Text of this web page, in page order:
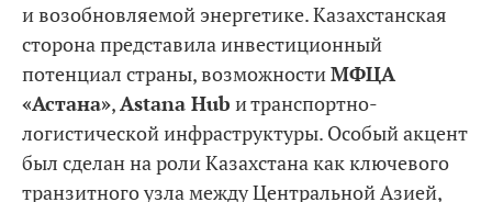
и возобновляемой энергетике. Казахстанская
сторона представила инвестиционный
потенциал страны, возможностиМФЦА
«Астана»,Astana Hub и транспортно-
логистической инфраструктуры. Особый акцент
был сделан на роли Казахстана как ключевого
транзитного узла между Центральной Азией,